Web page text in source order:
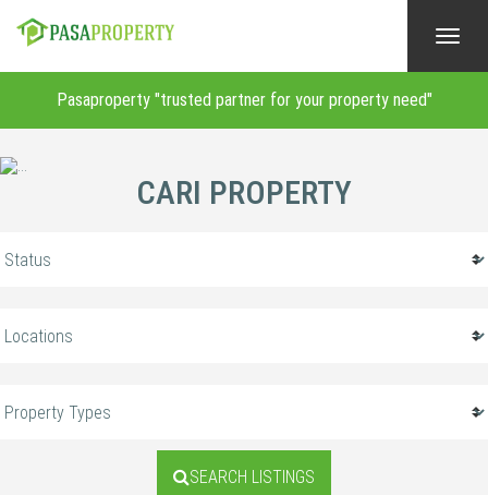
Pasaproperty "trusted partner for your property need"
CARI PROPERTY
SEARCH LISTINGS